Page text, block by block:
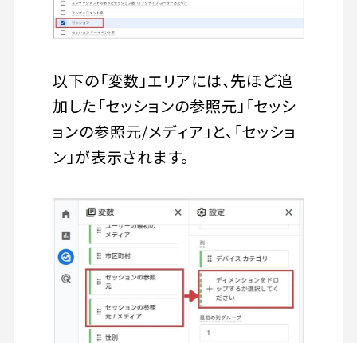
以下の「変数」エリアには、先ほど追
加した「セッションの参照元」「セッシ
ョンの参照元/メディア」と、「セッショ
ン」が表示されます。